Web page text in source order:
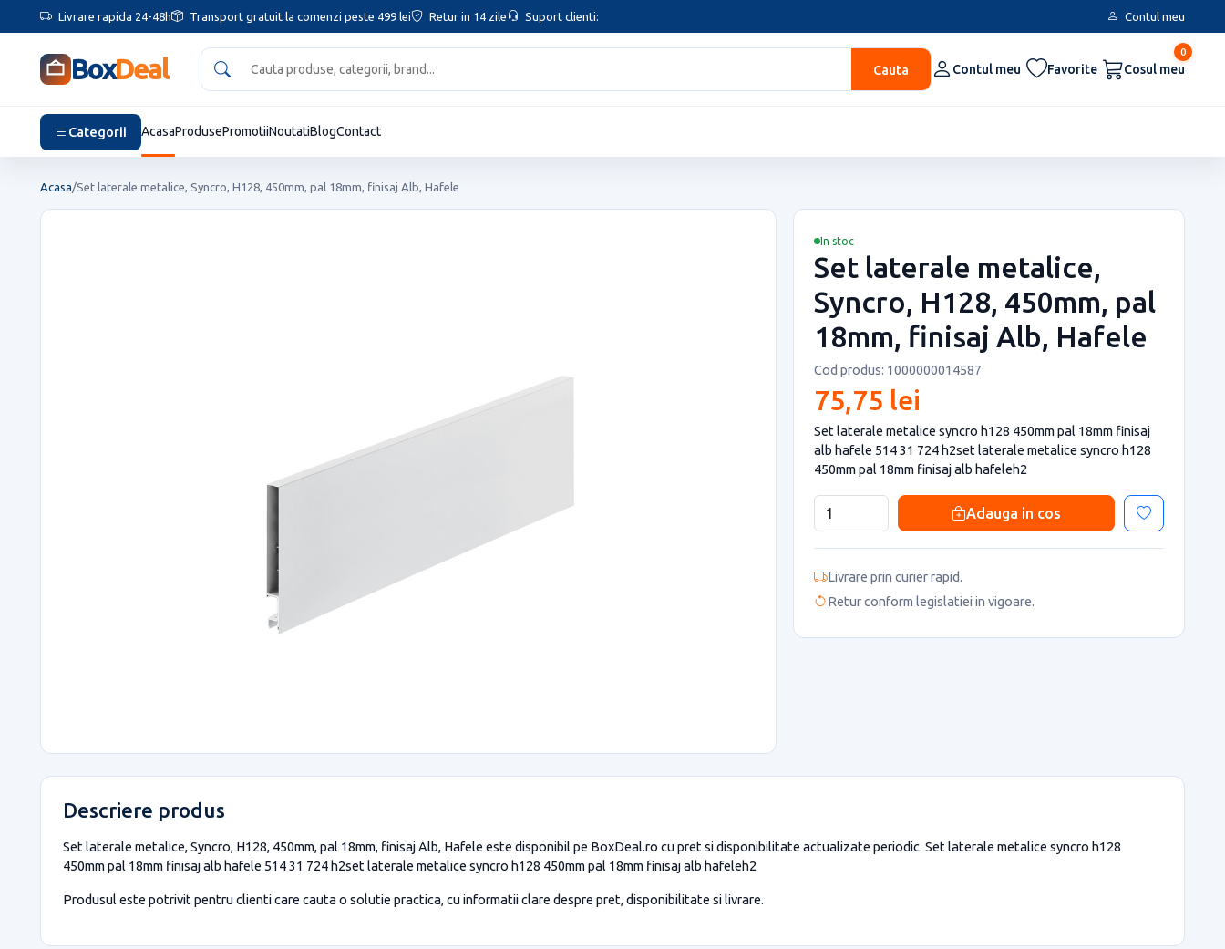
Livrare rapida 24-48h Transport gratuit la comenzi peste 499 lei Retur in 14 zile Suport clienti: Contul meu
BoxDeal Cauta Contul meu Favorite
0
Cosul meu
Categorii AcasaProdusePromotiiNoutatiBlogContact
Acasa/Set laterale metalice, Syncro, H128, 450mm, pal 18mm, finisaj Alb, Hafele
In stoc
Set laterale metalice,
Syncro, H128, 450mm, pal
18mm, finisaj Alb, Hafele
Cod produs: 1000000014587
75,75 lei
Set laterale metalice syncro h128 450mm pal 18mm finisaj
alb hafele 514 31 724 h2set laterale metalice syncro h128
450mm pal 18mm finisaj alb hafeleh2
Adauga in cos
Livrare prin curier rapid.
Retur conform legislatiei in vigoare.
Descriere produs
Set laterale metalice, Syncro, H128, 450mm, pal 18mm, finisaj Alb, Hafele este disponibil pe BoxDeal.ro cu pret si disponibilitate actualizate periodic. Set laterale metalice syncro h128
450mm pal 18mm finisaj alb hafele 514 31 724 h2set laterale metalice syncro h128 450mm pal 18mm finisaj alb hafeleh2
Produsul este potrivit pentru clienti care cauta o solutie practica, cu informatii clare despre pret, disponibilitate si livrare.